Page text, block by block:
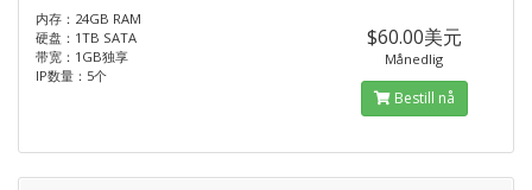
内存：24GB RAM
硬盘：1TB SATA
带宽：1GB独享
IP数量：5个
$60.00美元
Månedlig
Bestill nå